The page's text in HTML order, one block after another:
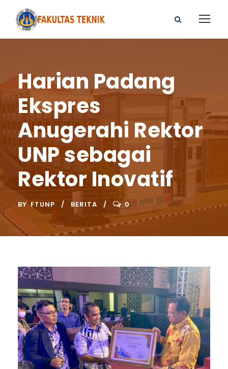
Harian Padang
Ekspres
Anugerahi Rektor
UNP sebagai
Rektor Inovatif
BY FTUNP BERITA 0